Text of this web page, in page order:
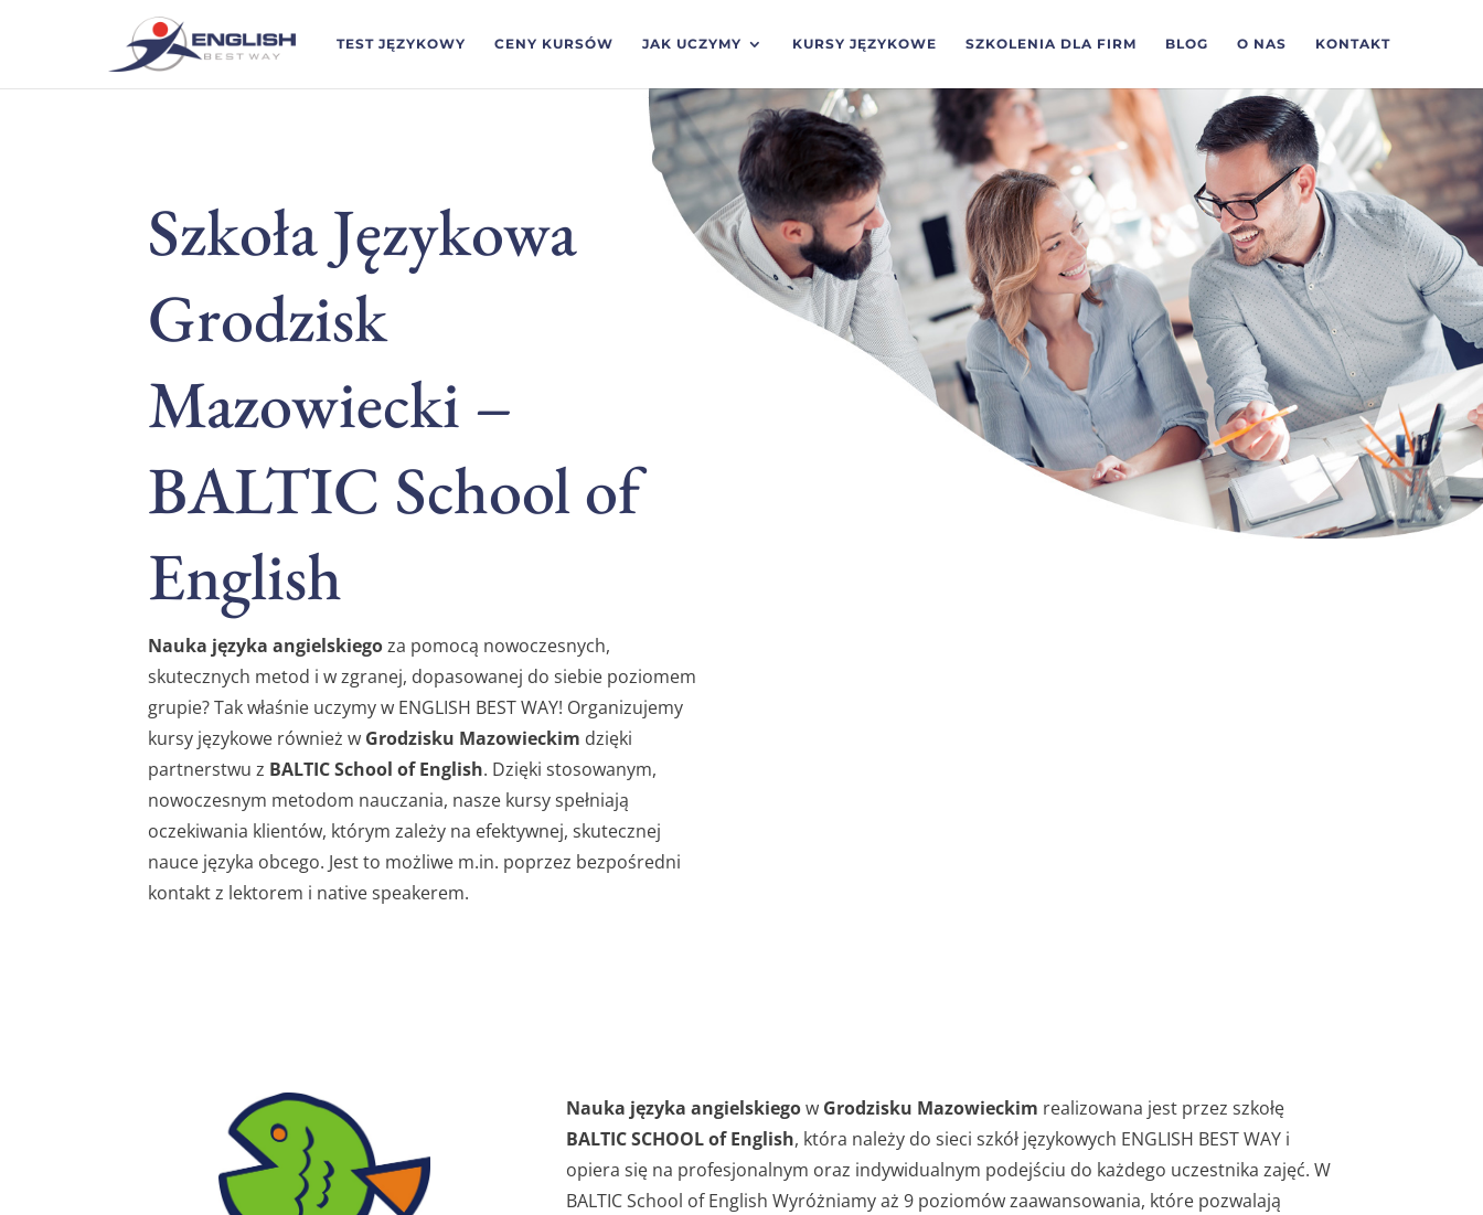
TEST JĘZYKOWY CENY KURSÓW JAK UCZYMY KURSY JĘZYKOWE SZKOLENIA DLA FIRM BLOG O NAS KONTAKT
Szkoła Językowa
Grodzisk
Mazowiecki –
BALTIC School of
English
Nauka języka angielskiegoza pomocą nowoczesnych,
skutecznych metod i w zgranej, dopasowanej do siebie poziomem
grupie? Tak właśnie uczymy w ENGLISH BEST WAY! Organizujemy
kursy językowe również w Grodzisku Mazowieckim dzięki
partnerstwu z BALTIC School of English. Dzięki stosowanym,
nowoczesnym metodom nauczania, nasze kursy spełniają
oczekiwania klientów, którym zależy na efektywnej, skutecznej
nauce języka obcego. Jest to możliwe m.in. poprzez bezpośredni
kontakt z lektorem i native speakerem.
Nauka języka angielskiegow Grodzisku Mazowieckim realizowana jest przez szkołę
BALTIC SCHOOL of English, która należy do sieci szkół językowych ENGLISH BEST WAY i
opiera się na profesjonalnym oraz indywidualnym podejściu do każdego uczestnika zajęć. W
BALTIC School of English Wyróżniamy aż 9 poziomów zaawansowania, które pozwalają